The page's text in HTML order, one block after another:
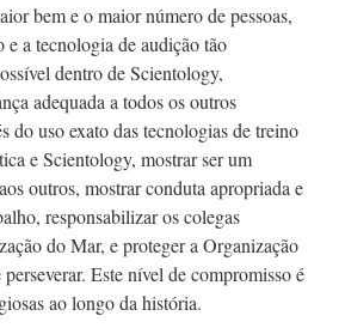
bem e o maior número de pessoas,
a tecnologia de audição tão
dentro de Scientology,
adequada a todos os outros
do uso exato das tecnologias de treino
e Scientology, mostrar ser um
outros, mostrar conduta apropriada e
responsabilizar os colegas
do Mar, e proteger a Organização
Este nível de compromisso é
ao longo da história.